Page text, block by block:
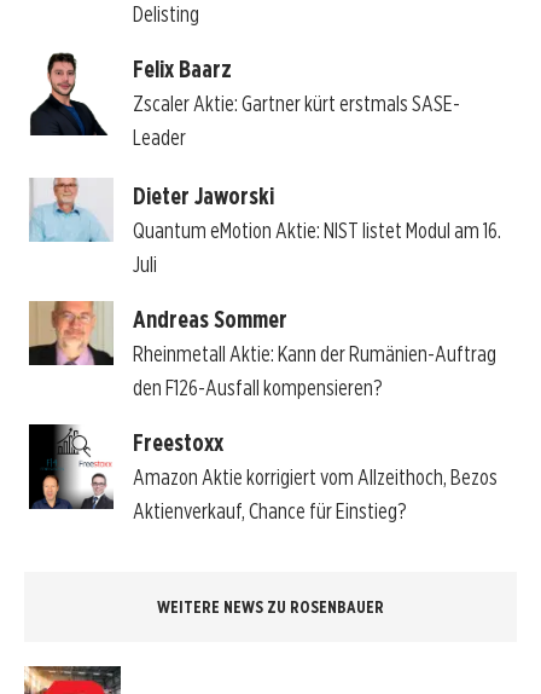
Delisting
Felix Baarz
Zscaler Aktie: Gartner kürt erstmals SASE-
Leader
Dieter Jaworski
Quantum eMotion Aktie: NIST listet Modul am 16.
Juli
Andreas Sommer
Rheinmetall Aktie: Kann der Rumänien-Auftrag
den F126-Ausfall kompensieren?
Freestoxx
Amazon Aktie korrigiert vom Allzeithoch, Bezos
Aktienverkauf, Chance für Einstieg?
WEITERE NEWS ZU ROSENBAUER